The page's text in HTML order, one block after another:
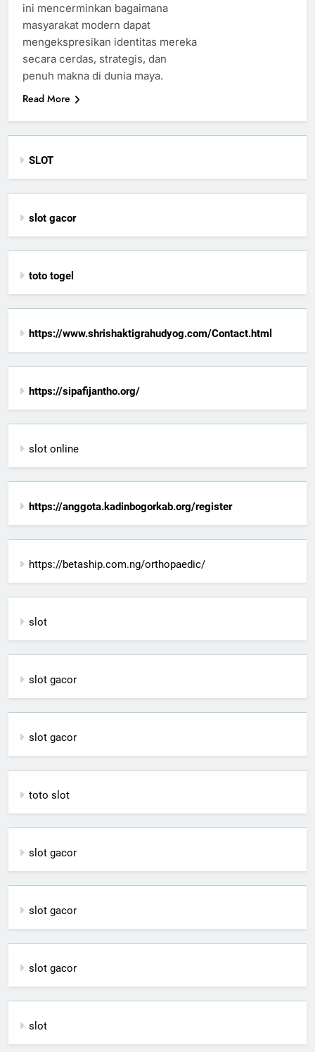
ini mencerminkan bagaimana
masyarakat modern dapat
mengekspresikan identitas mereka
secara cerdas, strategis, dan
penuh makna di dunia maya.
Read More
SLOT
slot gacor
toto togel
https://www.shrishaktigrahudyog.com/Contact.html
https://sipafijantho.org/
slot online
https://anggota.kadinbogorkab.org/register
https://betaship.com.ng/orthopaedic/
slot
slot gacor
slot gacor
toto slot
slot gacor
slot gacor
slot gacor
slot